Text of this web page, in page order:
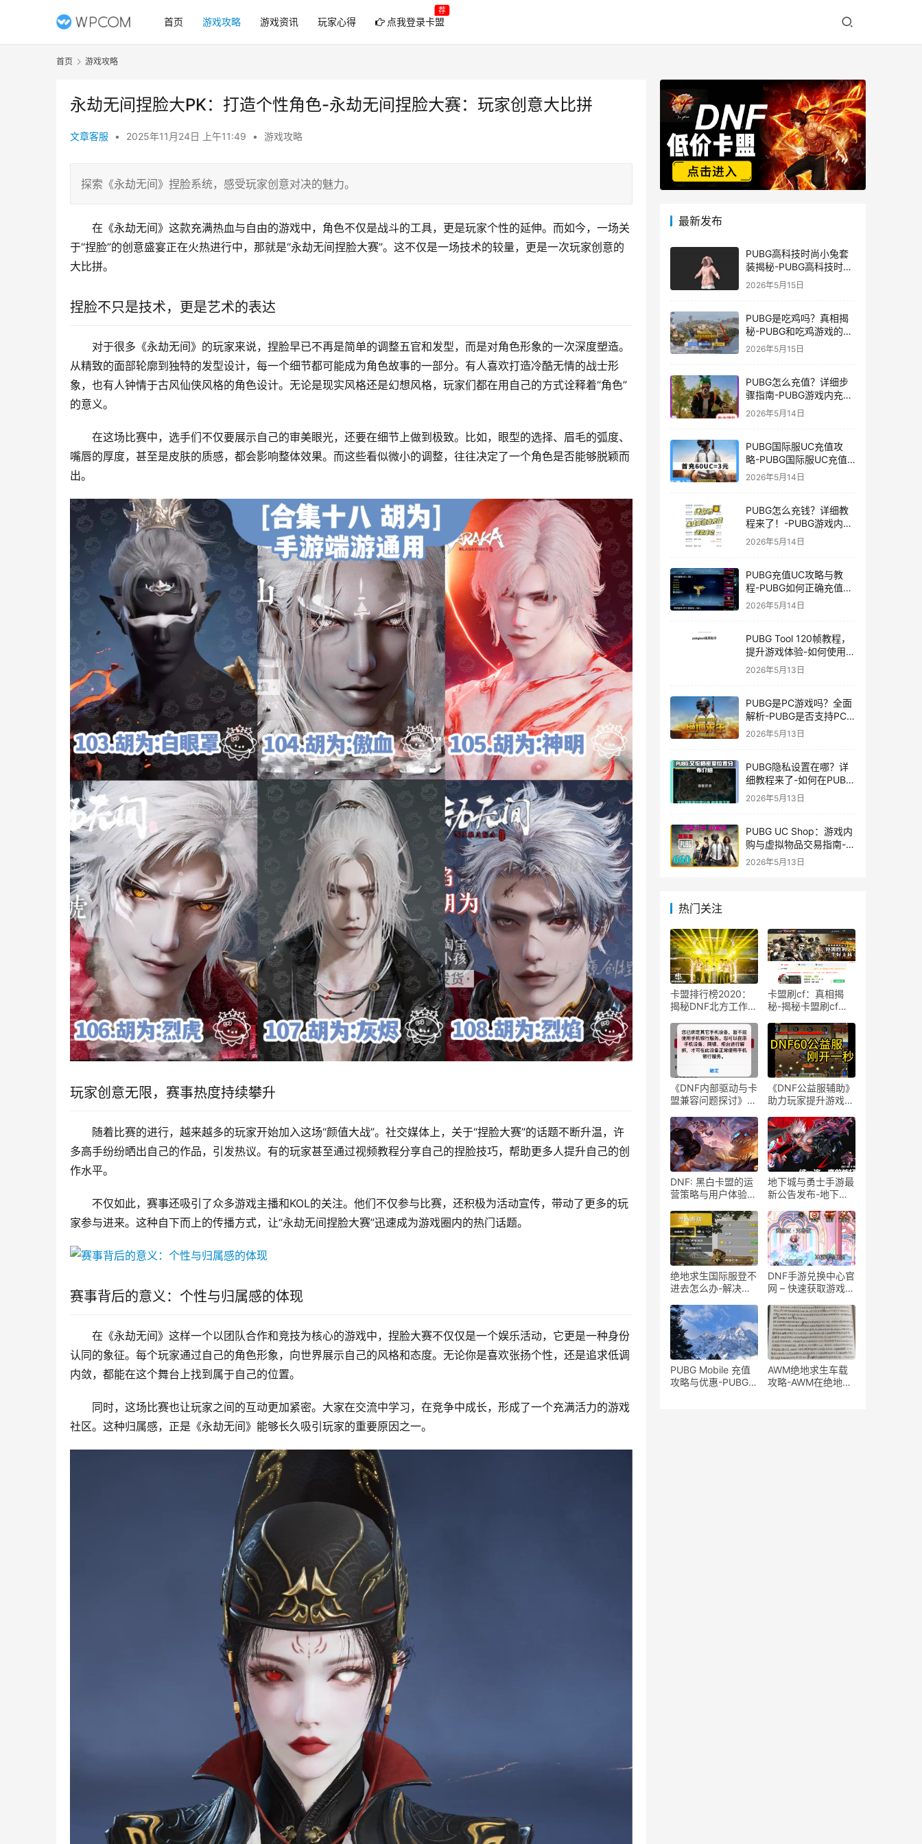
首页 游戏攻略 游戏资讯 玩家心得 点我登录卡盟
荐
首页 游戏攻略
永劫无间捏脸大PK：打造个性角色-永劫无间捏脸大赛：玩家创意大比拼
文章客服 • 2025年11月24日 上午11:49 • 游戏攻略
探索《永劫无间》捏脸系统，感受玩家创意对决的魅力。
在《永劫无间》这款充满热血与自由的游戏中，角色不仅是战斗的工具，更是玩家个性的延伸。而如今，一场关
于“捏脸”的创意盛宴正在火热进行中，那就是“永劫无间捏脸大赛”。这不仅是一场技术的较量，更是一次玩家创意的
大比拼。
捏脸不只是技术，更是艺术的表达
对于很多《永劫无间》的玩家来说，捏脸早已不再是简单的调整五官和发型，而是对角色形象的一次深度塑造。
从精致的面部轮廓到独特的发型设计，每一个细节都可能成为角色故事的一部分。有人喜欢打造冷酷无情的战士形
象，也有人钟情于古风仙侠风格的角色设计。无论是现实风格还是幻想风格，玩家们都在用自己的方式诠释着“角色”
的意义。
在这场比赛中，选手们不仅要展示自己的审美眼光，还要在细节上做到极致。比如，眼型的选择、眉毛的弧度、
嘴唇的厚度，甚至是皮肤的质感，都会影响整体效果。而这些看似微小的调整，往往决定了一个角色是否能够脱颖而
出。
玩家创意无限，赛事热度持续攀升
随着比赛的进行，越来越多的玩家开始加入这场“颜值大战”。社交媒体上，关于“捏脸大赛”的话题不断升温，许
多高手纷纷晒出自己的作品，引发热议。有的玩家甚至通过视频教程分享自己的捏脸技巧，帮助更多人提升自己的创
作水平。
不仅如此，赛事还吸引了众多游戏主播和KOL的关注。他们不仅参与比赛，还积极为活动宣传，带动了更多的玩
家参与进来。这种自下而上的传播方式，让“永劫无间捏脸大赛”迅速成为游戏圈内的热门话题。
赛事背后的意义：个性与归属感的体现
在《永劫无间》这样一个以团队合作和竞技为核心的游戏中，捏脸大赛不仅仅是一个娱乐活动，它更是一种身份
认同的象征。每个玩家通过自己的角色形象，向世界展示自己的风格和态度。无论你是喜欢张扬个性，还是追求低调
内敛，都能在这个舞台上找到属于自己的位置。
同时，这场比赛也让玩家之间的互动更加紧密。大家在交流中学习，在竞争中成长，形成了一个充满活力的游戏
社区。这种归属感，正是《永劫无间》能够长久吸引玩家的重要原因之一。
最新发布
PUBG高科技时尚小兔套
装揭秘-PUBG高科技时尚
小兔套装的潮流与科技结
2026年5月15日
PUBG是吃鸡吗？真相揭
秘-PUBG和吃鸡游戏的区
别与联系
2026年5月15日
PUBG怎么充值？详细步
骤指南-PUBG游戏内充值
方法及常见问题解答
2026年5月14日
PUBG国际服UC充值攻
略-PUBG国际服UC充值
方法及注意事项
2026年5月14日
PUBG怎么充钱？详细教
程来了！-PUBG游戏内购
买充值方法及注意事项
2026年5月14日
PUBG充值UC攻略与教
程-PUBG如何正确充值
UC获取游戏内货币
2026年5月14日
PUBG Tool 120帧教程，
提升游戏体验-如何使用
PUBG Tool实现120帧流
畅游戏
2026年5月13日
PUBG是PC游戏吗？全面
解析-PUBG是否支持PC
平台及游戏玩法介绍
2026年5月13日
PUBG隐私设置在哪？详
细教程来了-如何在PUBG
中设置隐私选项保护个人
2026年5月13日
PUBG UC Shop：游戏内
购与虚拟物品交易指南-
PUBG UC Shop如何购买
2026年5月13日
热门关注
卡盟排行榜2020：
揭秘DNF北方工作室
行2020年DNF北方
工作室热门服务一览
卡盟刷cf：真相揭
秘-揭秘卡盟刷cf背
《DNF内部驱动与卡
盟兼容问题探讨》-
冲突解决方案
《DNF公益服辅助》
助力玩家提升游戏体
服辅助》的优势与使
用技巧
DNF: 黑白卡盟的运
营策略与用户体验-
DNF中的卡牌交易平
台
地下城与勇士手游最
新公告发布-地下城
更新公告
绝地求生国际服登不
进去怎么办-解决绝
录问题
DNF手游兑换中心官
网 – 快速获取游戏道
兑换中心官网上兑换
游戏物品
PUBG Mobile 充值
攻略与优惠-PUBG
AWM绝地求生车载
攻略-AWM在绝地求